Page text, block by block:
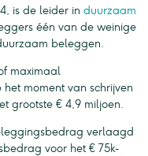
is de leider in duurzaam
één van de weinige
beleggen.
maximaal
moment van schrijven
grootste € 4,9 miljoen.
verlaagd
voor het € 75k-